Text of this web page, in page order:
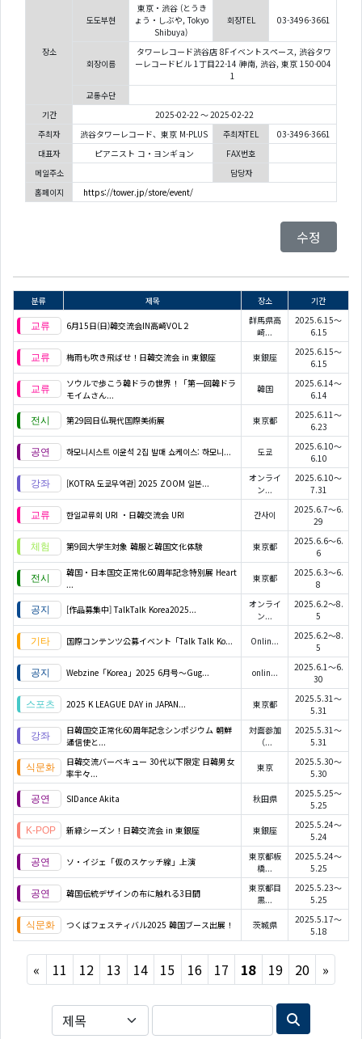
장소
도도부현
東京・渋谷 (とうき
ょう・しぶや, Tokyo
Shibuya)
회장TEL 03-3496-3661
회장이름
タワーレコード渋谷店 8Fイベントスペース, 渋谷タワ
ーレコードビル 1丁目22-14 神南, 渋谷, 東京 150-004
1
교통수단
기간
2025-02-22 ～ 2025-02-22
주최자
渋谷タワーレコード、東京 M-PLUS 주최자TEL
03-3496-3661
대표자
ピアニスト コ・ヨンギョン
FAX번호
메일주소
담당자
홈페이지
https://tower.jp/store/event/
수정
분류 제목 장소 기간
6月15日(日)韓交流会IN高崎VOL２
群馬県高
崎...
2025.6.15～
6.15
梅雨も吹き飛ばせ！日韓交流会 in 東銀座 東銀座
2025.6.15～
6.15
ソウルで歩こう韓ドラの世界！「第一回韓ドラ
モイムさん...
韓国
2025.6.14～
6.14
第29回日仏現代国際美術展 東京都
2025.6.11～
6.23
하모니시스트 이윤석 2집 발매 쇼케이스: 하모니... 도쿄
2025.6.10～
6.10
[KOTRA 도쿄무역관] 2025 ZOOM 일본...
オンライ
ン...
2025.6.10～
7.31
한일교류회 URI ・日韓交流会 URI 간사이
2025.6.7～6.
29
第9回大学生対象 韓服と韓国文化体験 東京都
2025.6.6～6.
6
韓国・日本国交正常化60周年記念特別展 Heart
...
東京都
2025.6.3～6.
8
[作品募集中] TalkTalk Korea2025...
オンライ
ン...
2025.6.2～8.
5
国際コンテンツ公募イベント「Talk Talk Ko... Onlin...
2025.6.2～8.
5
Webzine「Korea」2025 6月号～Gug... onlin...
2025.6.1～6.
30
2025 K LEAGUE DAY in JAPAN... 東京都
2025.5.31～
5.31
日韓国交正常化60周年記念シンポジウム 朝鮮
通信使と...
対面参加
（...
2025.5.31～
5.31
日韓交流バーベキュー 30代以下限定 日韓男女
率半々...
東京
2025.5.30～
5.30
SIDance Akita 秋田県
2025.5.25～
5.25
新緑シーズン！日韓交流会 in 東銀座 東銀座
2025.5.24～
5.24
ソ・イジェ「仮のスケッチ線」上演
東京都板
橋...
2025.5.24～
5.25
韓国伝統デザインの布に触れる3日間
東京都目
黒...
2025.5.23～
5.25
つくばフェスティバル2025 韓国ブース出展！ 茨城県
2025.5.17～
5.18
« Previous
11 12 13 14 15 16 17 18 19 20 »Next